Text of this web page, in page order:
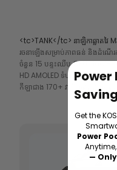
<tc>TANK</tc> នាឡិកាឆ្លាតវៃ
រចនាឡើងសម្រាប់ភាពធន់ និងដំណើ
ចំនួន 15 បន្ទះឈីប CPU dual-
HD AMOLED ទំហំ 1.96 អ៊ីញ បច្ច
កីឡាជាង 170+ វាគឺជាដៃគូដ៏ល្អបំផុ
Power
Get the
Power
—